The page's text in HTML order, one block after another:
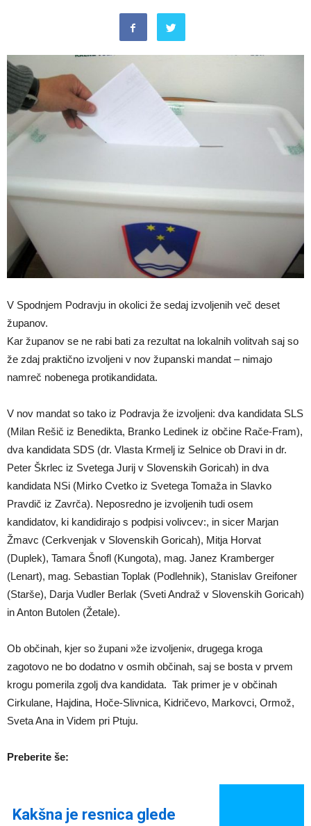
V Spodnjem Podravju in okolici že sedaj izvoljenih več deset
županov.
Kar županov se ne rabi bati za rezultat na lokalnih volitvah saj so
že zdaj praktično izvoljeni v nov županski mandat – nimajo
namreč nobenega protikandidata.
V nov mandat so tako iz Podravja že izvoljeni: dva kandidata SLS
(Milan Rešič iz Benedikta, Branko Ledinek iz občine Rače-Fram),
dva kandidata SDS (dr. Vlasta Krmelj iz Selnice ob Dravi in dr.
Peter Škrlec iz Svetega Jurij v Slovenskih Goricah) in dva
kandidata NSi (Mirko Cvetko iz Svetega Tomaža in Slavko
Pravdič iz Zavrča). Neposredno je izvoljenih tudi osem
kandidatov, ki kandidirajo s podpisi volivcev:, in sicer Marjan
Žmavc (Cerkvenjak v Slovenskih Goricah), Mitja Horvat
(Duplek), Tamara Šnofl (Kungota), mag. Janez Kramberger
(Lenart), mag. Sebastian Toplak (Podlehnik), Stanislav Greifoner
(Starše), Darja Vudler Berlak (Sveti Andraž v Slovenskih Goricah)
in Anton Butolen (Žetale).
Ob občinah, kjer so župani »že izvoljeni«, drugega kroga
zagotovo ne bo dodatno v osmih občinah, saj se bosta v prvem
krogu pomerila zgolj dva kandidata. Tak primer je v občinah
Cirkulane, Hajdina, Hoče-Slivnica, Kidričevo, Markovci, Ormož,
Sveta Ana in Videm pri Ptuju.
Preberite še:
Kakšna je resnica glede